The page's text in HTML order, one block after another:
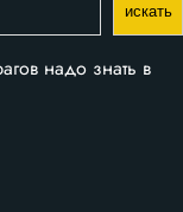
искать
надо знать в